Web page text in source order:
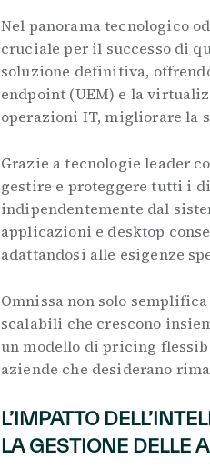
Nel panorama tecnologico
cruciale per il successo di
soluzione definitiva,
endpoint (UEM) e la
operazioni IT, migliorare la
Grazie a tecnologie leader
gestire e proteggere tutti i
indipendentemente dal
applicazioni e desktop
adattandosi alle esigenze
Omnissa non solo
scalabili che crescono
un modello di pricing
aziende che desiderano
L’IMPATTO
LA GESTIONE DELLE